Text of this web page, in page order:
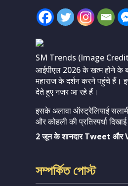
SM Trends (Image
आईपीएल 2026 के खत्म होने के
महाराज के दर्शन करने पहुंचे हैं।
देते हुए नजर आ रहे हैं।
इसके अलावा ऑस्ट्रेलियाई
और कोहली की प्रतिस्पर्धा
2 जून के शानदार Tweet और
সম্পর্কিত পোস্ট